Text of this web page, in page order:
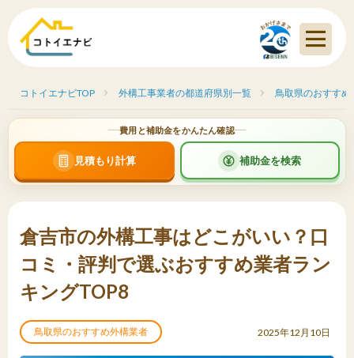
コトイエナビTOP 外構工事業者の都道府県別一覧 鳥取県のおすす
費用と補助金をかんたん確認
見積もり計算 補助金を検索
倉吉市の外構工事はどこがいい？口
コミ・評判で選ぶおすすめ業者ラン
キングTOP8
鳥取県のおすすめ外構業者 2025年12月10日